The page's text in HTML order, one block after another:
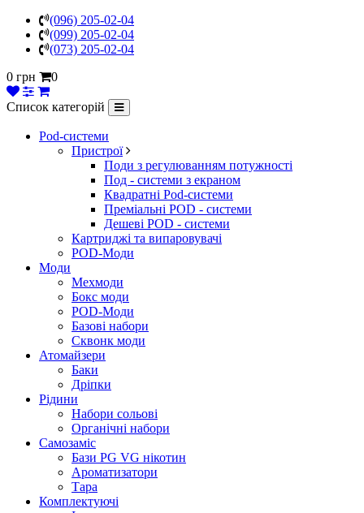
(096) 205-02-04
(099) 205-02-04
(073) 205-02-04
0 грн
0
Список категорій
Pod-системи
Пристрої
Поди з регулюванням потужності
Под - системи з екраном
Квадратні Pod-системи
Преміальні POD - системи
Дешеві POD - системи
Картриджі та випаровувачі
POD-Моди
Моди
Мехмоди
Бокс моди
POD-Моди
Базові набори
Сквонк моди
Атомайзери
Баки
Дріпки
Рідини
Набори сольові
Органічні набори
Самозаміс
Бази PG VG нікотин
Ароматизатори
Тара
Комплектуючі